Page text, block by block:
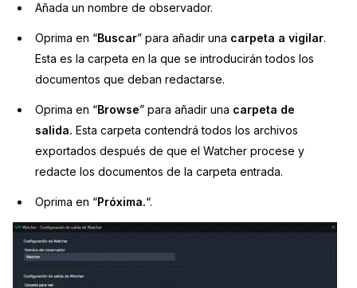
Añada un nombre de observador.
Oprima en “Buscar” para añadir una carpeta a vigilar.
Esta es la carpeta en la que se introducirán todos los
documentos que deban redactarse.
Oprima en “Browse” para añadir una carpeta de
salida.Esta carpeta contendrá todos los archivos
exportados después de que el Watcher procese y
redacte los documentos de la carpeta entrada.
Oprima en “Próxima.“.